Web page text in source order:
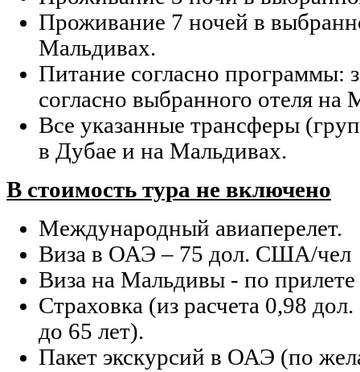
Проживание 7 ночей в
Мальдивах.
Питание согласно программы:
согласно выбранного отеля на
Все указанные трансферы
в Дубае и на Мальдивах.
В стоимость тура не включено
Международный авиаперелет.
Виза в ОАЭ – 75 дол. США/чел
Виза на Мальдивы - по прилете
Страховка (из расчета 0,98
до 65 лет).
Пакет экскурсий в ОАЭ (по